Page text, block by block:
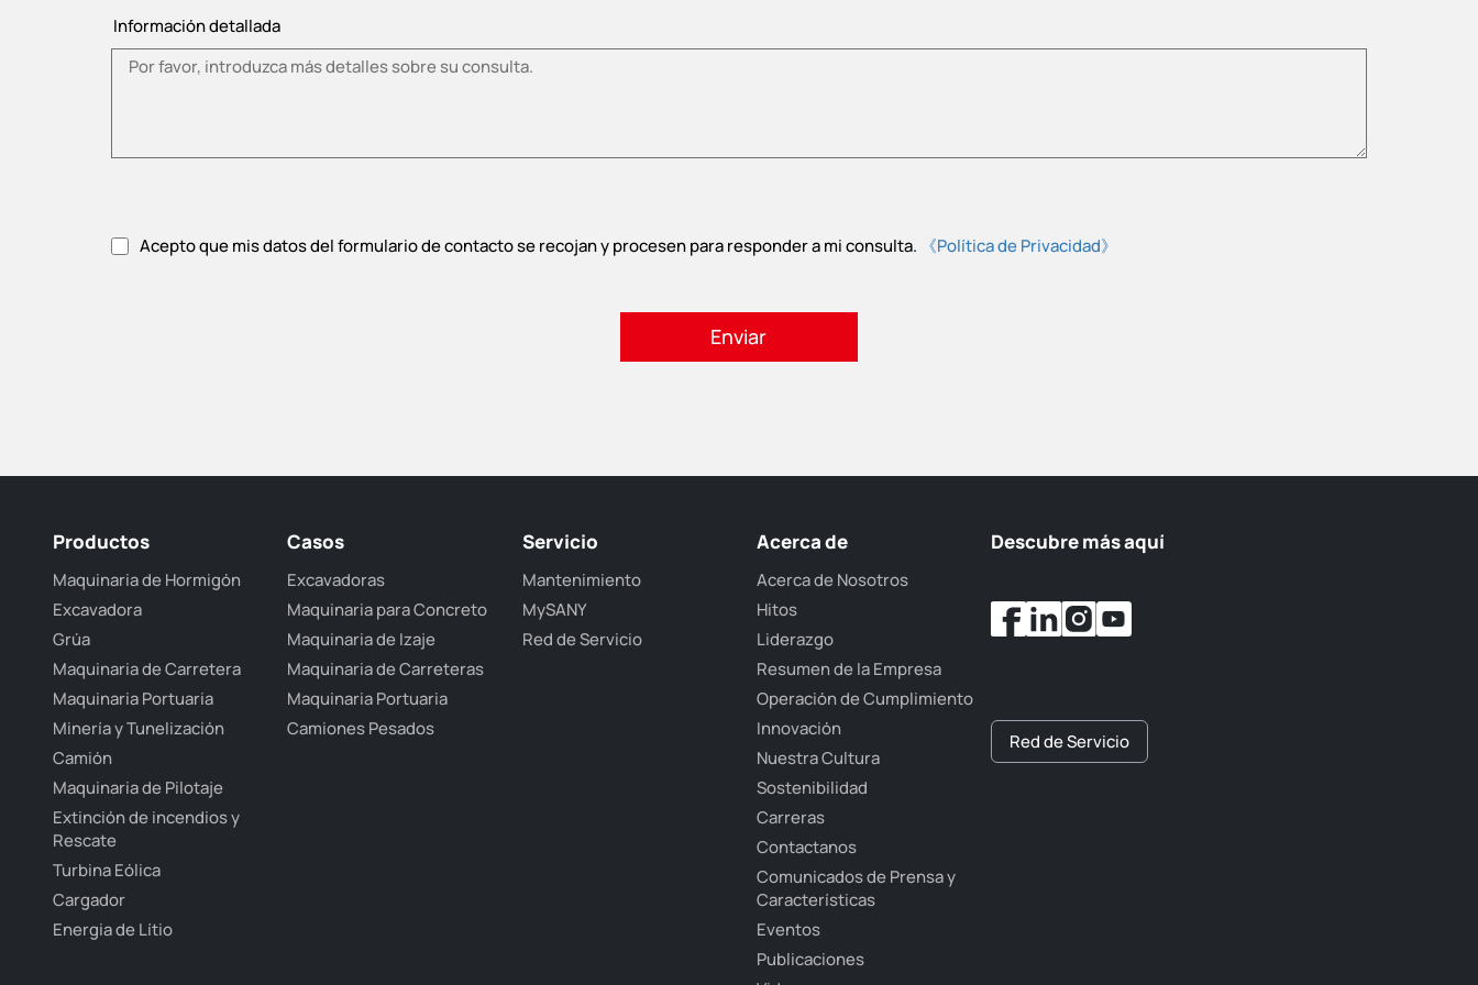
Información detallada
Acepto que mis datos del formulario de contacto se recojan y procesen para responder a mi consulta. 《Política de Privacidad》
Productos
Maquinaria de Hormigón
Excavadora
Grúa
Maquinaria de Carretera
Maquinaria Portuaria
Minería y Tunelización
Camión
Maquinaria de Pilotaje
Extinción de incendios y
Rescate
Turbina Eólica
Cargador
Energia de Lítio
Casos
Excavadoras
Maquinaria para Concreto
Maquinaria de Izaje
Maquinaria de Carreteras
Maquinaria Portuaria
Camiones Pesados
Servicio
Mantenimiento
MySANY
Red de Servicio
Acerca de
Acerca de Nosotros
Hitos
Liderazgo
Resumen de la Empresa
Operación de Cumplimiento
Innovación
Nuestra Cultura
Sostenibilidad
Carreras
Contactanos
Comunicados de Prensa y
Características
Eventos
Publicaciones
Descubre más aquí
Red de Servicio